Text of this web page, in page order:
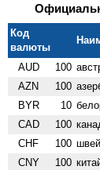
Код
валюты
AUD 100
AZN 100
BYR 10
CAD 100
CHF 100
CNY 100